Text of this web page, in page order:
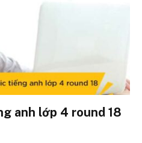
anh lớp 4 round 18